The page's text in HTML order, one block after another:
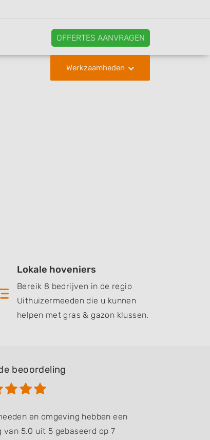
OFFERTES AANVRAGEN
Werkzaamheden
Lokale hoveniers
Bereik 8 bedrijven in de regio
Uithuizermeeden die u kunnen
helpen met gras & gazon klussen.
beoordeling
en omgeving hebben een
van 5.0 uit 5 gebaseerd op 7